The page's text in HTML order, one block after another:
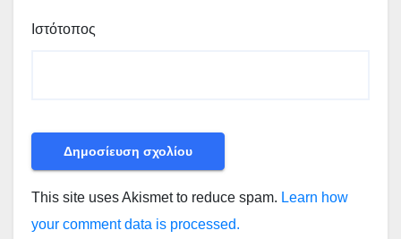
Ιστότοπος
This site uses Akismet to reduce spam. Learn how
your comment data is processed.